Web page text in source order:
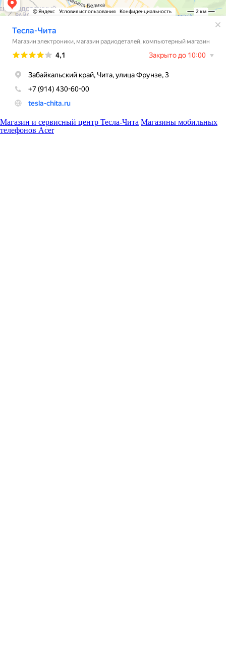
Магазин и сервисный центр Тесла-Чита Магазины мобильных
телефонов Acer